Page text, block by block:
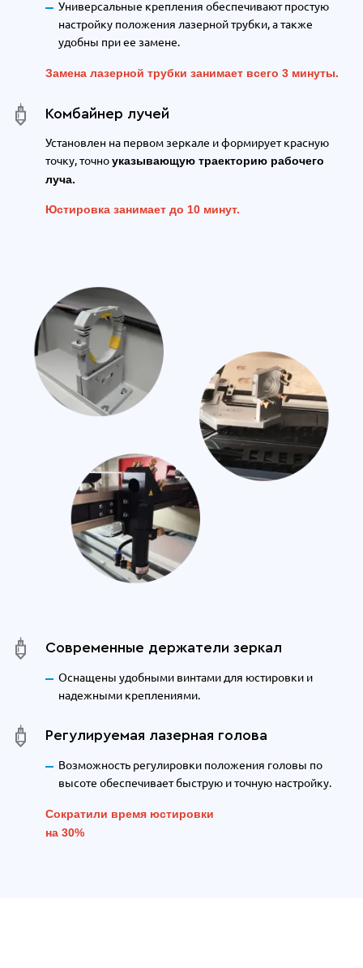
Универсальные крепления обеспечивают простую
настройку положения лазерной трубки, а также
удобны при ее замене.
Замена лазерной трубки занимает всего 3 минуты.
Комбайнер лучей
Установлен на первом зеркале и формирует красную
точку, точноуказывающую траекторию рабочего
луча.
Юстировка занимает до 10 минут.
Современные держатели зеркал
Оснащены удобными винтами для юстировки и
надежными креплениями.
Регулируемая лазерная голова
Возможность регулировки положения головы по
высоте обеспечивает быструю и точную настройку.
Сократили время юстировки
на 30%